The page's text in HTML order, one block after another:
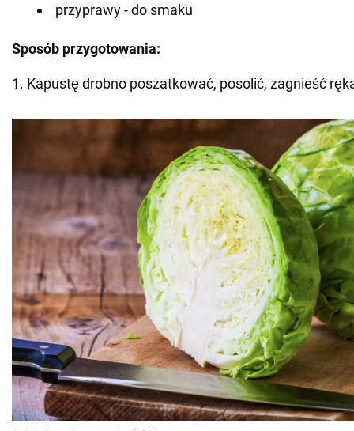
przyprawy - do smaku
Sposób przygotowania:
1. Kapustę drobno poszatkować, posolić, zagnieść